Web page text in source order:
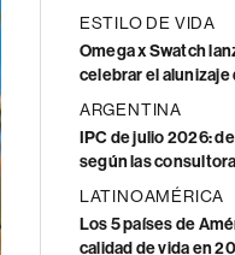
ESTILO DE VIDA
Omega x Swatch
celebrar el alunizaje
ARGENTINA
IPC de julio 2026:
según las
LATINOAMÉRICA
Los 5 países de
calidad de vida en